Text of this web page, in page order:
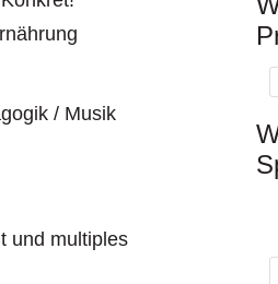
/ Musik
und multiples